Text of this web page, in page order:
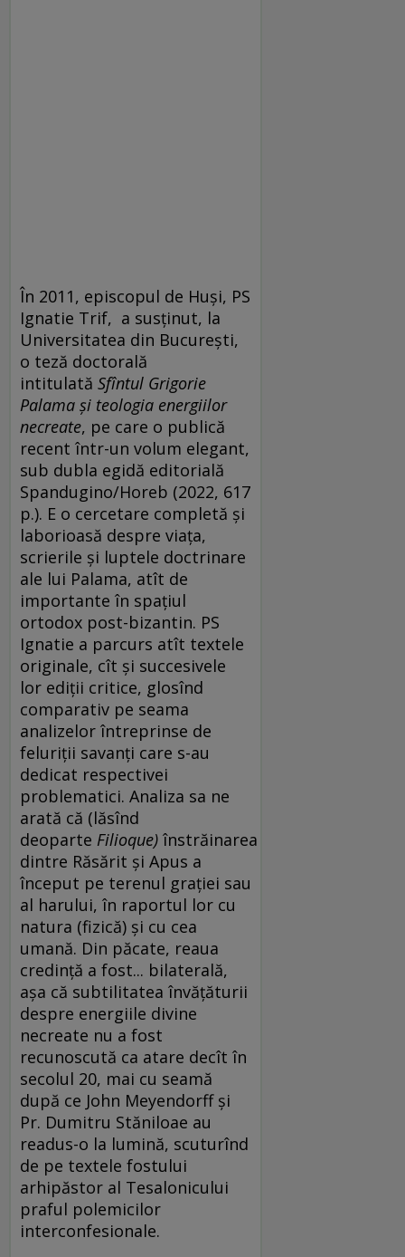
În 2011, episcopul de Huși, PS
Ignatie Trif, a susținut, la
Universitatea din București,
o teză doctorală
intitulată Sfîntul Grigorie
Palama și teologia energiilor
necreate, pe care o publică
recent într-un volum elegant,
sub dubla egidă editorială
Spandugino/Horeb (2022, 617
p.). E o cercetare completă și
laborioasă despre viața,
scrierile și luptele doctrinare
ale lui Palama, atît de
importante în spațiul
ortodox post-bizantin. PS
Ignatie a parcurs atît textele
originale, cît și succesivele
lor ediții critice, glosînd
comparativ pe seama
analizelor întreprinse de
feluriții savanți care s-au
dedicat respectivei
problematici. Analiza sa ne
arată că (lăsînd
deoparte Filioque) înstrăinarea
dintre Răsărit și Apus a
început pe terenul grației sau
al harului, în raportul lor cu
natura (fizică) și cu cea
umană. Din păcate, reaua
credință a fost... bilaterală,
așa că subtilitatea învățăturii
despre energiile divine
necreate nu a fost
recunoscută ca atare decît în
secolul 20, mai cu seamă
după ce John Meyendorff și
Pr. Dumitru Stăniloae au
readus-o la lumină, scuturînd
de pe textele fostului
arhipăstor al Tesalonicului
praful polemicilor
interconfesionale.